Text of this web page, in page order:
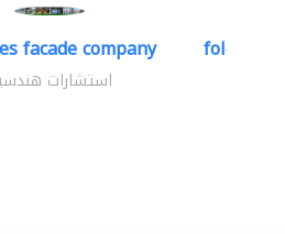
facade company
استشارات
folcra